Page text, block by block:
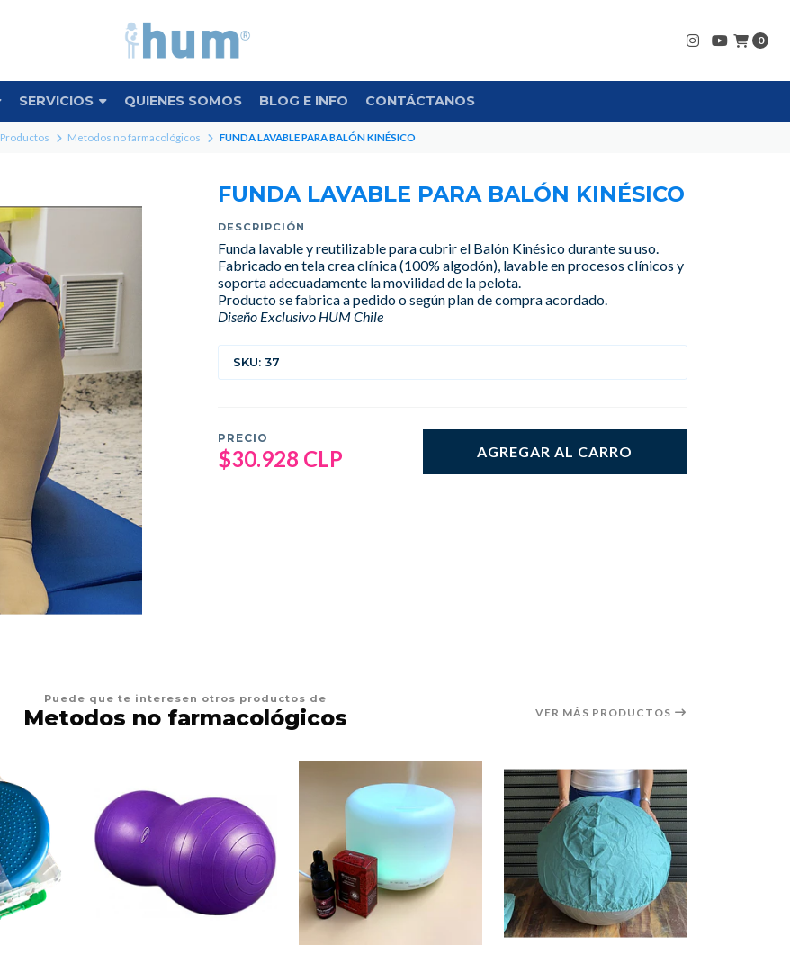
0
SERVICIOS QUIENES SOMOS BLOG E INFO CONTÁCTANOS
Productos Metodos no farmacológicos FUNDA LAVABLE PARA BALÓN KINÉSICO
FUNDA LAVABLE PARA BALÓN KINÉSICO
DESCRIPCIÓN
Funda lavable y reutilizable para cubrir el Balón Kinésico durante su uso.
Fabricado en tela crea clínica (100% algodón), lavable en procesos clínicos y
soporta adecuadamente la movilidad de la pelota.
Producto se fabrica a pedido o según plan de compra acordado.
Diseño Exclusivo HUM Chile
SKU: 37
PRECIO
$30.928 CLP AGREGAR AL CARRO
Puede que te interesen otros productos de
Metodos no farmacológicos VER MÁS PRODUCTOS